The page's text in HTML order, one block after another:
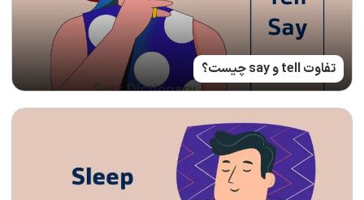
تفاوت tell و say چیست؟